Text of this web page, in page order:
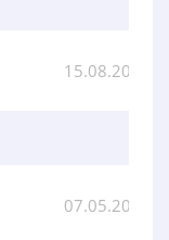
15.08.2024
07.05.2024